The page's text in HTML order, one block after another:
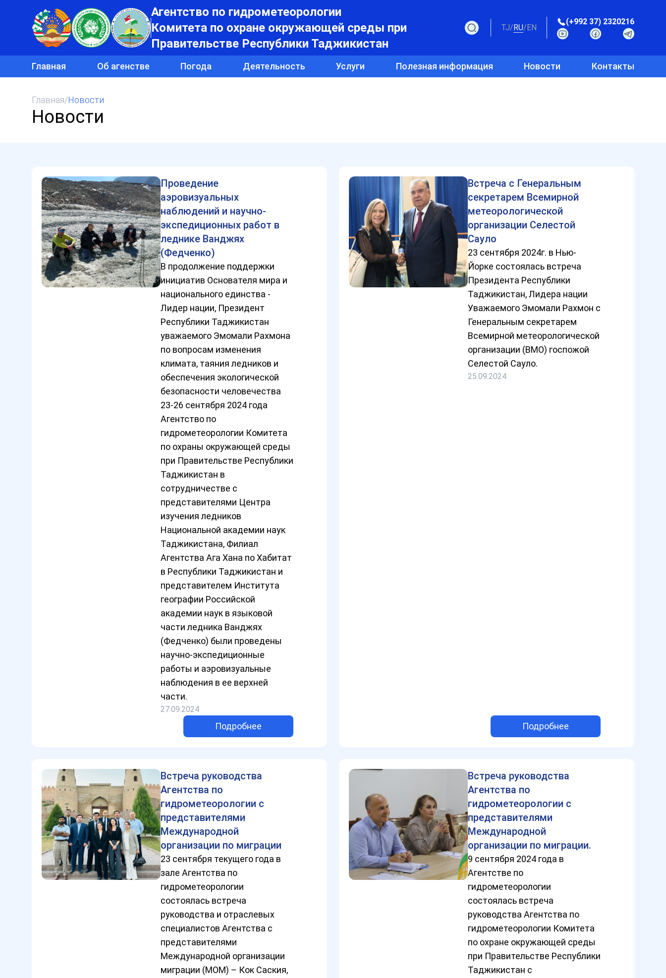
Агентство по гидрометеорологии
Комитета по охране окружающей среды при
Правительстве Республики Таджикистан
TJ/RU/EN
(+992 37) 2320216
Главная Об агенстве Погода Деятельность Услуги Полезная информация Новости Контакты
Главная/Новости
Новости
Проведение
аэровизуальных
наблюдений и научно-
экспедиционных работ в
леднике Ванджях
(Федченко)
В продолжение поддержки
инициатив Основателя мира и
национального единства -
Лидер нации, Президент
Республики Таджикистан
уважаемого Эмомали Рахмона
по вопросам изменения
климата, таяния ледников и
обеспечения экологической
безопасности человечества
23-26 сентября 2024 года
Агентство по
гидрометеорологии Комитета
по охраны окружающей среды
при Правительстве Республики
Таджикистан в
сотрудничестве с
представителями Центра
изучения ледников
Национальной академии наук
Таджикистана, Филиал
Агентства Ага Хана по Хабитат
в Республики Таджикистан и
представителем Института
географии Российской
академии наук в языковой
части ледника Ванджях
(Федченко) были проведены
научно-экспедиционные
работы и аэровизуальные
наблюдения в ее верхней
части.
27.09.2024
Подробнее
Встреча с Генеральным
секретарем Всемирной
метеорологической
организации Селестой
Сауло
23 сентября 2024г. в Нью-
Йорке состоялась встреча
Президента Республики
Таджикистан, Лидера нации
Уважаемого Эмомали Рахмон с
Генеральным секретарем
Всемирной метеорологической
организации (ВМО) госпожой
Селестой Сауло.
25.09.2024
Подробнее
Встреча руководства
Агентства по
гидрометеорологии с
представителями
Международной
организации по миграции
23 сентября текущего года в
зале Агентства по
гидрометеорологии
состоялась встреча
руководства и отраслевых
специалистов Агентства с
представителями
Международной организации
миграции (МОМ) – Кок Саския,
Встреча руководства
Агентства по
гидрометеорологии с
представителями
Международной
организации по миграции.
9 сентября 2024 года в
Агентстве по
гидрометеорологии
состоялась встреча
руководства Агентства по
гидрометеорологии Комитета
по охране окружающей среды
при Правительстве Республики
Таджикистан с